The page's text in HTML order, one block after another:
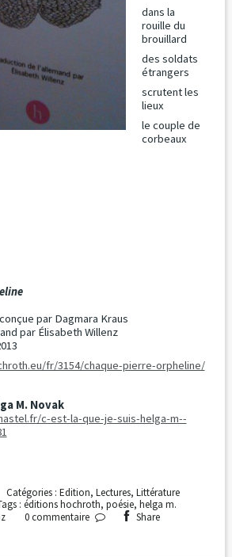
dans la
rouille du
brouillard
des soldats
étrangers
scrutent les
lieux
le couple de
corbeaux
par Dagmara Kraus
par Élisabeth Willenz
fr/3154/chaque-pierre-orpheline/
M. Novak
c-est-la-que-je-suis-helga-m--
Catégories : Edition, Lectures, Littérature
:éditions hochroth,poésie,helga m.
0commentaire Share